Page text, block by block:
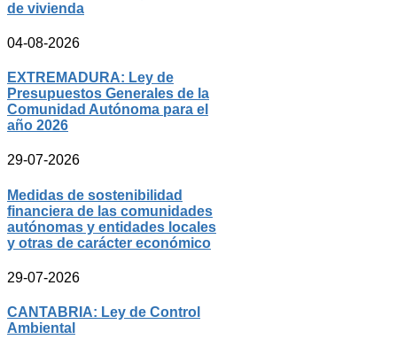
de vivienda
04-08-2026
EXTREMADURA: Ley de
Presupuestos Generales de la
Comunidad Autónoma para el
año 2026
29-07-2026
Medidas de sostenibilidad
financiera de las comunidades
autónomas y entidades locales
y otras de carácter económico
29-07-2026
CANTABRIA: Ley de Control
Ambiental